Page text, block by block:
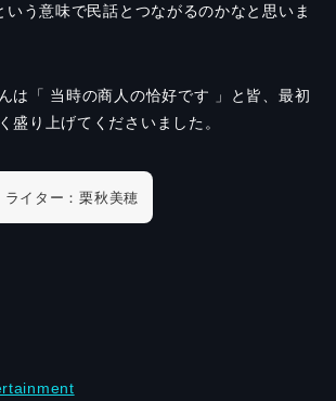
いう意味で民話とつながるのかなと思いま
は「 当時の商人の恰好です 」と皆、最初
盛り上げてくださいました。
ライター：栗秋美穂